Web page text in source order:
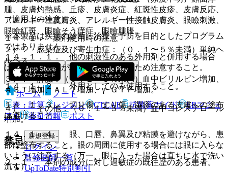
（適用上の注意）
１４．１． 薬剤使用時の注意
１４．１．１． 他の刺激性のある外用剤と併用する場合
は、皮膚刺激感が増すおそれがあるため注意すること。
１４．１．２． 外用としてのみ使用すること。
１４．１．３． 切り傷、すり傷、湿疹のある皮膚への塗布
は避けること。
１４．１．４． 眼、口唇、鼻翼及び粘膜を避けながら、患
部に塗布すること。眼の周囲に使用する場合には眼に入らな
いように注意する（万一、眼に入った場合は直ちに水で洗い
流す）。
腫、皮膚灼熱感、丘疹、皮膚炎症、紅斑性皮疹、皮膚反応、
アレルギー性皮膚炎、アレルギー性接触皮膚炎、眼瞼刺激、
眼瞼紅斑、眼瞼そう痒症、眼瞼腫脹。
２）． 感染症及び寄生虫症：（０．１〜５％未満）単純ヘ
ルペス。
３）． 肝臓：（０．１〜５％未満）血中ビリルビン増加、
ＡＳＴ増加、ＡＬＴ増加、γ−ＧＴＰ増加。
４）． その他：（０．１〜５％未満）血中コレステロール
増加。
禁忌
２．１． 本剤の成分に対し過敏症の既往歴のある患者。
※本製品は疾病の診断・治療・予防を目的としたプログラム
ではありません。
ホーム
ノート
表・計算
レジメン CTCAE 抗菌薬ガイド
ERマニュ
アル
薬剤情報 ポスト
新規登録
ログイン
監修医師一覧
UpToDate特別割引